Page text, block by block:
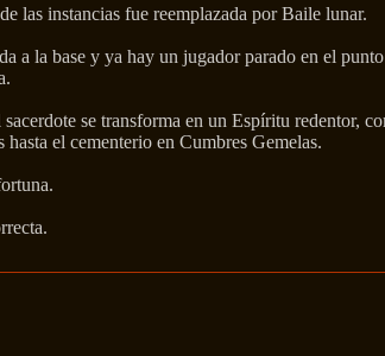
las instancias fue reemplazada por Baile lunar.
a la base y ya hay un jugador parado en el
se transforma en un Espíritu redentor,
el cementerio en Cumbres Gemelas.